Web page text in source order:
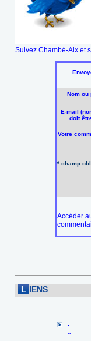
Suivez Chambé-Aix et
Nom ou
E-mail
doit
Votre
* champ
Accéder
L IENS
-
--